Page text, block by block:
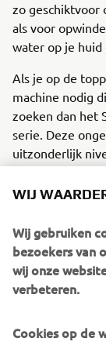
zo geschiktvoor
als voor
water op je huid
Als je op de
machine nodig
zoeken dan het
serie. Deze
uitzonderlijk
Met de
die
Of het nu voor
zijn of haar
WIJ
Wij gebruiken
bezoekers van
wij onze
verbeteren.
Cookies op de